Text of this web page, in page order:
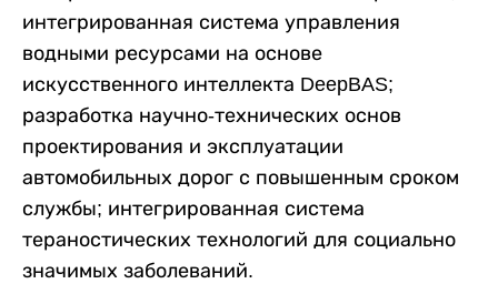
интегрированная система управления
водными ресурсами на основе
искусственного интеллекта DeepBAS;
разработка научно-технических основ
проектирования и эксплуатации
автомобильных дорог с повышенным сроком
службы; интегрированная система
тераностических технологий для социально
значимых заболеваний.